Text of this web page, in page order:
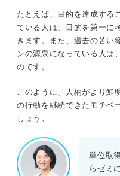
たとえば、目的を達成する
ている人は、目的を第一に
きます。また、過去の苦い
ンの源泉になっている人は
のです。
このように、人柄がより鮮
の行動を継続できたモチベ
しょう。
単位取
らゼミ